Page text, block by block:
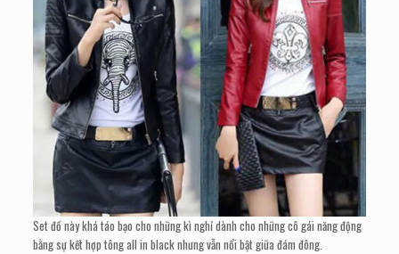
Set đồ này khá táo bạo cho những kì nghỉ dành cho những cô gái năng động
bằng sự kết hợp tông all in black nhưng vẫn nổi bật giữa đám đông.